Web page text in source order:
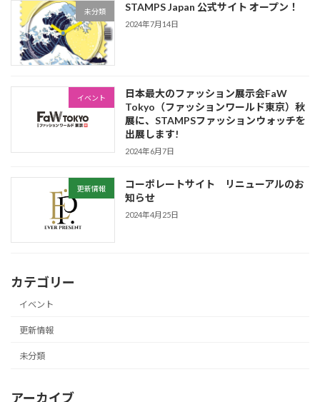
未分類 STAMPS Japan 公式サイト オープン！
2024年7月14日
イベント
日本最大のファッション展示会FaW
Tokyo（ファッションワールド東京）秋
展に、STAMPSファッションウォッチを
出展します!
2024年6月7日
更新情報
コーポレートサイト リニューアルのお
知らせ
2024年4月25日
カテゴリー
イベント
更新情報
未分類
アーカイブ